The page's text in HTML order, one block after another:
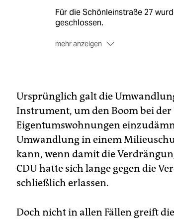
Für die Schönleinstraße 27
geschlossen.
mehr anzeigen
Ursprünglich galt die
Instrument, um den Boom bei
Eigentumswohnungen
Umwandlung in einem
kann, wenn damit die
CDU hatte sich lange gegen die
schließlich erlassen.
Doch nicht in allen Fällen greift